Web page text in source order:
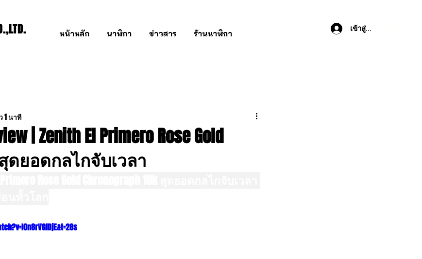
หน้าหลัก นาฬิกา ข่าวสาร ร้านนาฬิกา
เข้าสู่ระบบ
| Zenith El Primero Rose Gold
สุดยอดกลไกจับเวลา
1 นาที